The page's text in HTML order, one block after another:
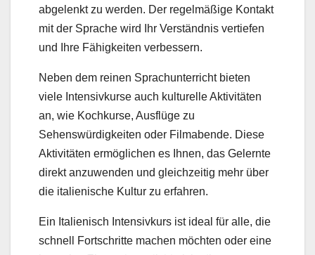
abgelenkt zu werden. Der regelmäßige Kontakt
mit der Sprache wird Ihr Verständnis vertiefen
und Ihre Fähigkeiten verbessern.
Neben dem reinen Sprachunterricht bieten
viele Intensivkurse auch kulturelle Aktivitäten
an, wie Kochkurse, Ausflüge zu
Sehenswürdigkeiten oder Filmabende. Diese
Aktivitäten ermöglichen es Ihnen, das Gelernte
direkt anzuwenden und gleichzeitig mehr über
die italienische Kultur zu erfahren.
Ein Italienisch Intensivkurs ist ideal für alle, die
schnell Fortschritte machen möchten oder eine